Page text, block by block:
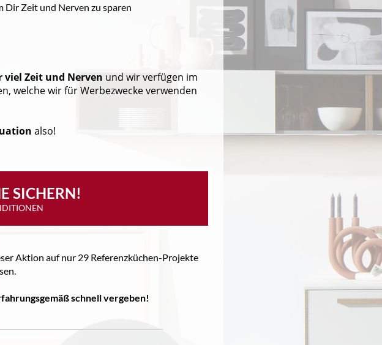
Dir Zeit und Nerven zu sparen
viel Zeit und Nerven und wir verfügen im
welche wir für Werbezwecke verwenden
also!
SICHERN!
Aktion auf nur 29 Referenzküchen-Projekte
schnell vergeben!